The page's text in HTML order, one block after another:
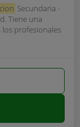
Secundaria -
Tiene una
los profesionales